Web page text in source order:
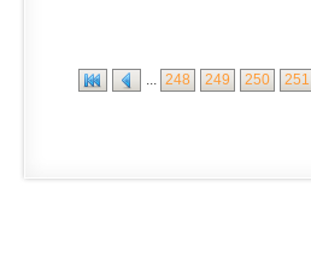
... 248 249 250 251